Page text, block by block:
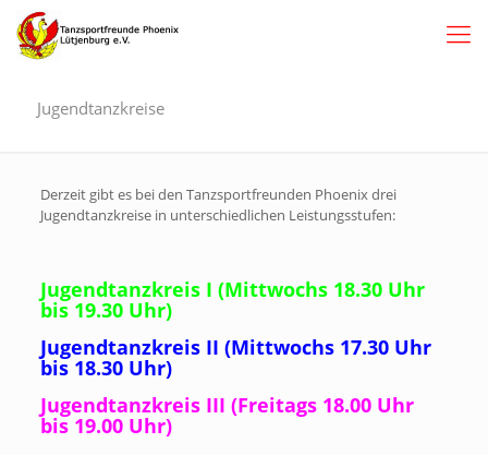
Jugendtanzkreise
Derzeit gibt es bei den Tanzsportfreunden Phoenix drei
Jugendtanzkreise in unterschiedlichen Leistungsstufen:
Jugendtanzkreis I (Mittwochs 18.30 Uhr
bis 19.30 Uhr)
Jugendtanzkreis II (Mittwochs 17.30 Uhr
bis 18.30 Uhr)
Jugendtanzkreis III (Freitags 18.00 Uhr
bis 19.00 Uhr)